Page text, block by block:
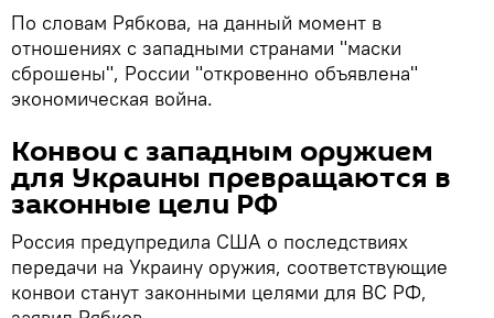
По словам Рябкова, на данный момент в
отношениях с западными странами "маски
сброшены", России "откровенно объявлена"
экономическая война.
Конвои с западным оружием
для Украины превращаются в
законные цели РФ
Россия предупредила США о последствиях
передачи на Украину оружия, соответствующие
конвои станут законными целями для ВС РФ,